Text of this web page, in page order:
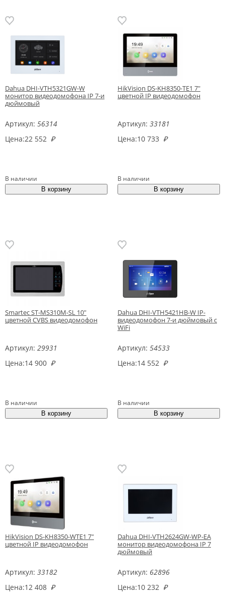
Dahua DHI-VTH5321GW-W
монитор видеодомофона IP 7-и
дюймовый
Артикул: 56314
Цена:22 552 ₽
В наличии
HikVision DS-KH8350-TE1 7"
цветной IP видеодомофон
Артикул: 33181
Цена:10 733 ₽
В наличии
Smartec ST-MS310M-SL 10"
цветной CVBS видеодомофон
Артикул: 29931
Цена:14 900 ₽
В наличии
Dahua DHI-VTH5421HB-W IP-
видеодомофон 7-и дюймовый с
WiFi
Артикул: 54533
Цена:14 552 ₽
В наличии
HikVision DS-KH8350-WTE1 7"
цветной IP видеодомофон
Артикул: 33182
Цена:12 408 ₽
Dahua DHI-VTH2624GW-WP-EA
монитор видеодомофона IP 7
дюймовый
Артикул: 62896
Цена:10 232 ₽